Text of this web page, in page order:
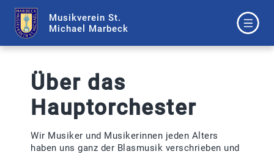
Musikverein St.
Michael Marbeck
Über das
Hauptorchester
Wir Musiker und Musikerinnen jeden Alters
haben uns ganz der Blasmusik verschrieben und